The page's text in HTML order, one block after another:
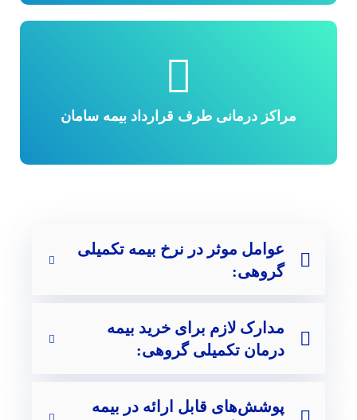
عوامل موثر در نرخ بیمه تکمیلی
گروهی:
مدارک لازم برای خرید بیمه
درمان تکمیلی گروهی:
پوشش‌های قابل ارائه در بیمه
مراکز درمانی طرف قرارداد بیمه سامان